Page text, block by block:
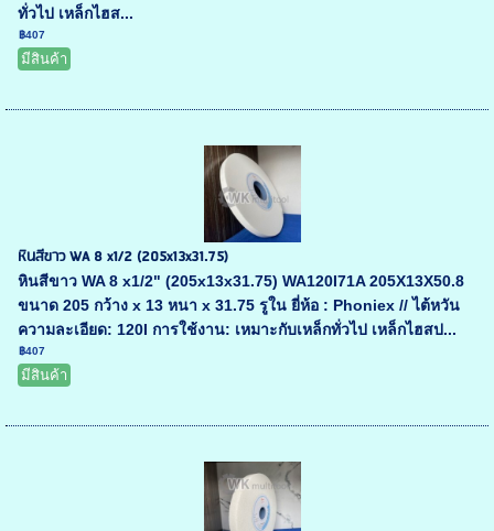
ทั่วไป เหล็กไฮส...
฿407
มีสินค้า
หินสีขาว WA 8 x1/2 (205x13x31.75)
หินสีขาว WA 8 x1/2" (205x13x31.75) WA120I71A 205X13X50.8
ขนาด 205 กว้าง x 13 หนา x 31.75 รูใน ยี่ห้อ : Phoniex // ไต้หวัน
ความละเอียด: 120I การใช้งาน: เหมาะกับเหล็กทั่วไป เหล็กไฮสป...
฿407
มีสินค้า